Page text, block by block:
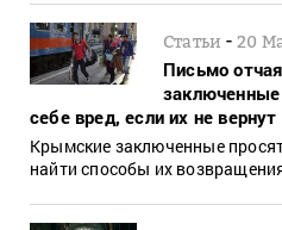
Статьи -20
Письмо
себе вред, если их не
Крымские заключенные
найти способы их